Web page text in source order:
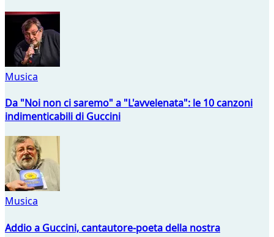
Musica
Da "Noi non ci saremo" a "L'avvelenata": le 10 canzoni
indimenticabili di Guccini
Musica
Addio a Guccini, cantautore-poeta della nostra